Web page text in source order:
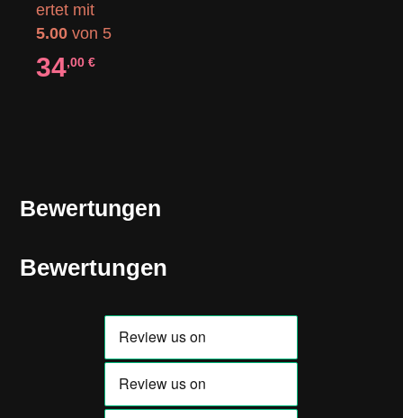
ertet mit
5.00 von 5
34,00€
Bewertungen
Bewertungen